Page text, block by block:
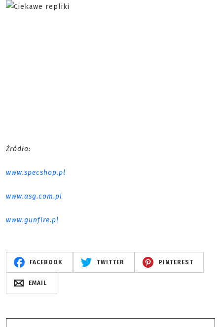
Źródła:
www.specshop.pl
www.asg.com.pl
www.gunfire.pl
FACEBOOK TWITTER PINTEREST
EMAIL